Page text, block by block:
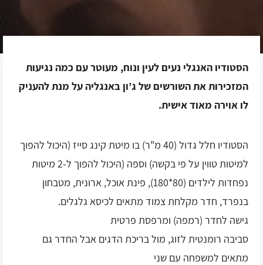
הסטודיו האנגלי נעים לעין ונוח, מעוטר עם כמה נגיעות
המזכירות את השורשים של ג’ון באנגליה על מנת להעניק
לו אוירה מאוד אישית.
הסטודיו חלל גדול (40 מ"ר) בו מיטת קינג סייז (היכול להפוך
למיטות טווין על פי בקשה) וספה (היכול להפוך ל-2 מיטות
נפחדות לילדים (80*180), פינת אוכל, ארונית, מטבחון
בנפרד, חדר מקלחת צמוד מתאים לכיסא גלגלים.
גישה לחדר (רמפה) ומרפסת פרטית
סביבה רומנטית לזוג, מול בריכת הדגים אבל החדר גם
מתאים למשפחה עם שני